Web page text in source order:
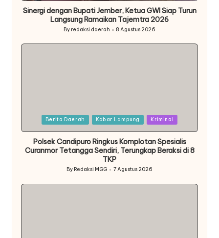
Sinergi dengan Bupati Jember, Ketua GWI Siap Turun
Langsung Ramaikan Tajemtra 2026
Posted
by
By redaksi daerah 8 Agustus 2026
PostedBerita Daerah Kabar Lampung Kriminal
Polsek Candipuro Ringkus Komplotan Spesialis
Curanmor Tetangga Sendiri, Terungkap Beraksi di 8
TKP
Posted
By Redaksi MGG 7 Agustus 2026